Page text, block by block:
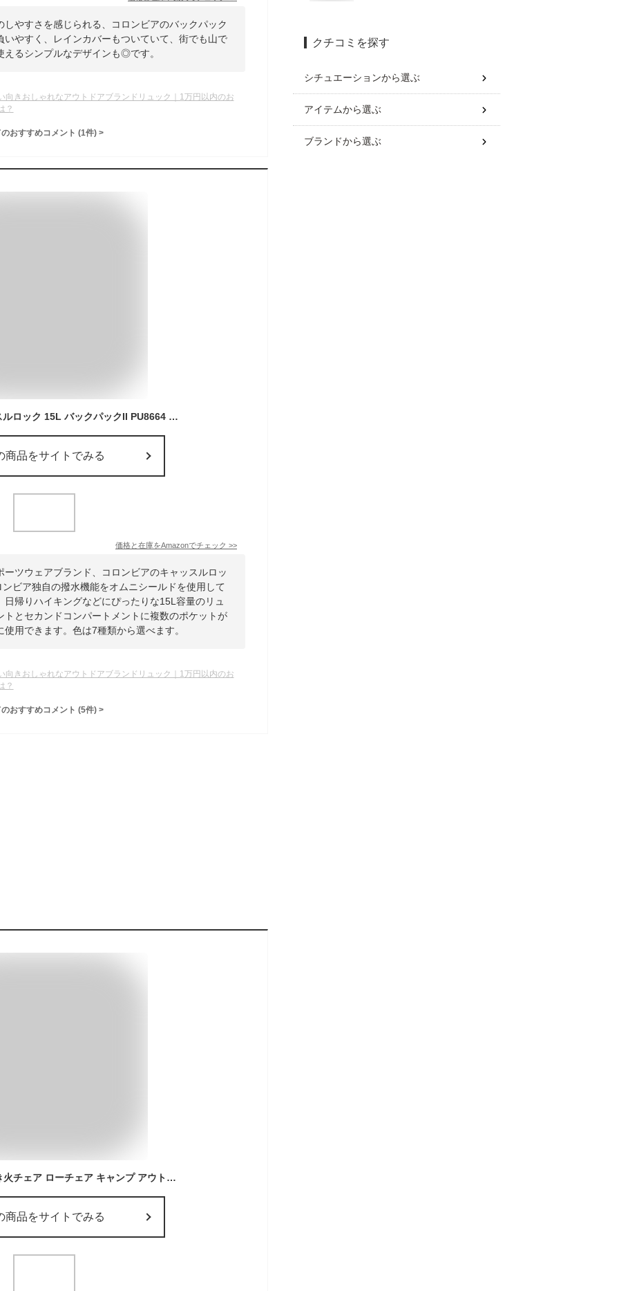
やすさを感じられる、コロンビアのバックパック
やすく、レインカバーもついていて、街でも山で
るシンプルなデザインも◎です。
向きおしゃれなアウトドアブランドリュック｜1万円以内のお
？
おすすめコメント (1件) >
[コロンビア] キャッスルロック 15L バックパックII PU8664 ワンサイズ ブラック
商品をサイトでみる
価格と在庫をAmazonでチェック >>
ツウェアブランド、コロンビアのキャッスルロッ
ビア独自の撥水機能をオムニシールドを使用して
帰りハイキングなどにぴったりな15L容量のリュ
とセカンドコンパートメントに複数のポケットが
用できます。色は7種類から選べます。
向きおしゃれなアウトドアブランドリュック｜1万円以内のお
？
おすすめコメント (5件) >
【P2倍11/16迄】 焚き火チェア ローチェア キャンプ アウトドア チェア リラックスチェア コンパクト 折りたたみ 収束 軽量 ロースタイル アウトドアチェア 焚火チェア 椅子 焚き火 ロー ロータイプ ロースタイル アームレス 帆布 バタフライチェア 軽量 南湖ギア
商品をサイトでみる
クチコミを探す
シチュエーションから選ぶ
アイテムから選ぶ
ブランドから選ぶ